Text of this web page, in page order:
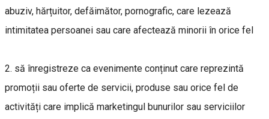
abuziv, hărțuitor, defăimător, pornografic, care lezează
intimitatea persoanei sau care afectează minorii în orice fel
2. să înregistreze ca evenimente conținut care reprezintă
promoții sau oferte de servicii, produse sau orice fel de
activități care implică marketingul bunurilor sau serviciilor